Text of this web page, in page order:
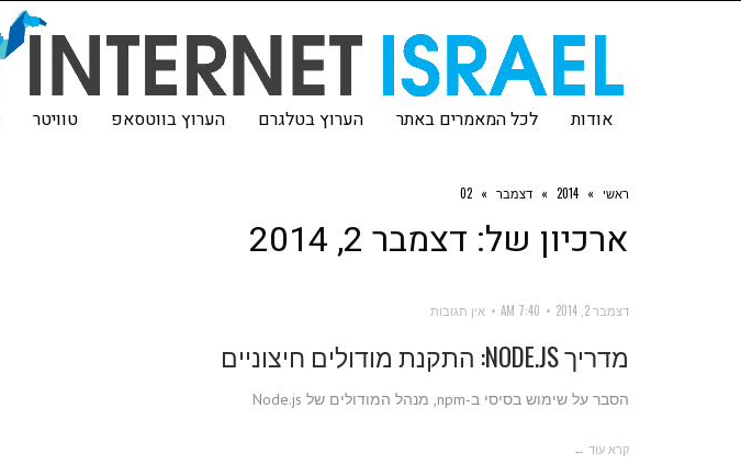
אודות לכל המאמרים באתר הערוץ בטלגרם הערוץ בווטסאפ טוויטר
ראשי »
2014
» דצמבר »
02
ארכיון של: דצמבר 2, 2014
דצמבר 2, 2014 7:40 AM אין תגובות
מדריך NODE.JS: התקנת מודולים חיצוניים
הסבר על שימוש בסיסי ב-npm, מנהל המודולים של Node.js
קרא עוד ←